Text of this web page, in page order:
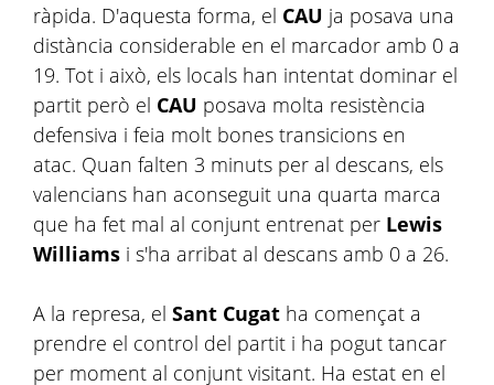
ràpida. D'aquesta forma, el CAU ja posava una
distància considerable en el marcador amb 0 a
19. Tot i això, els locals han intentat dominar el
partit però el CAU posava molta resistència
defensiva i feia molt bones transicions en
atac. Quan falten 3 minuts per al descans, els
valencians han aconseguit una quarta marca
que ha fet mal al conjunt entrenat per Lewis
Williams i s'ha arribat al descans amb 0 a 26.
A la represa, el Sant Cugat ha començat a
prendre el control del partit i ha pogut tancar
per moment al conjunt visitant. Ha estat en el